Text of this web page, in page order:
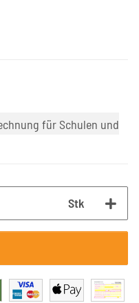
für Schulen und
Stk